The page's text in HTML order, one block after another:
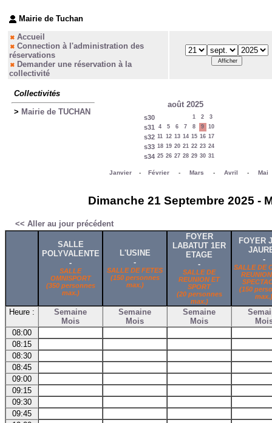
Mairie de Tuchan
Accueil
Connection à l'administration des
réservations
Demander une réservation à la
collectivité
Collectivités
> Mairie de TUCHAN
août 2025
s30 1 2 3
s31 4 5 6 7 8 9 10
s32 11 12 13 14 15 16 17
s33 18 19 20 21 22 23 24
s34 25 26 27 28 29 30 31
Janvier- Février- Mars - Avril - Mai
Dimanche 21 Septembre 2025 -
<< Aller au jour précédent
SALLE
POLYVALENTE
-
SALLE
OMNISPORT
(350 personnes
max.)
L'USINE
-
SALLE DE FETES
(150 personnes
max.)
FOYER
LABATUT 1ER
ETAGE
-
SALLE DE
REUNION ET
SPORT
(20 personnes
max.)
FOYER
-
SALLE DE
(150
max.)
Heure :
Semaine
Mois
Semaine
Mois
Semaine
Mois
08:00
08:15
08:30
08:45
09:00
09:15
09:30
09:45